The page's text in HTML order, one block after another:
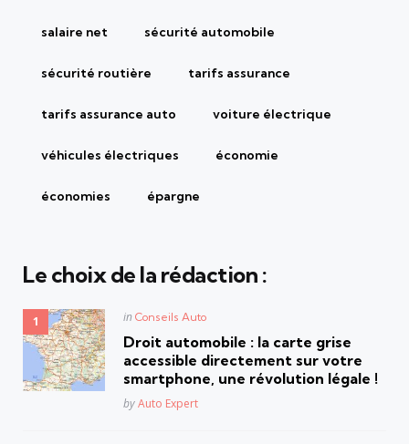
salaire net sécurité automobile
sécurité routière tarifs assurance
tarifs assurance auto voiture électrique
véhicules électriques économie
économies épargne
Le choix de la rédaction :
Posted
in Conseils Auto
Droit automobile : la carte grise
accessible directement sur votre
smartphone, une révolution légale !
Posted
byAuto Expert